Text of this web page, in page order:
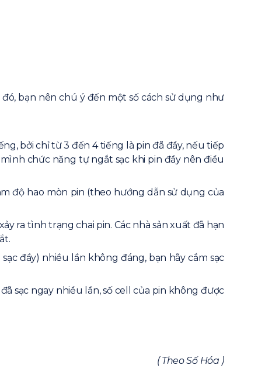
bạn nên chú ý đến một số cách sử dụng như
bởi chỉ từ 3 đến 4 tiếng là pin đã đầy, nếu tiếp
chức năng tự ngắt sạc khi pin đầy nên điều
độ hao mòn pin (theo hướng dẫn sử dụng của
ra tình trạng chai pin. Các nhà sản xuất đã hạn
đầy) nhiều lần không đáng, bạn hãy cắm sạc
sạc ngay nhiều lần, số cell của pin không được
( Theo Số Hóa )